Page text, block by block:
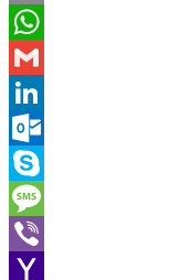
Email
WhatsApp
Gmail
LinkedIn
Outlook.com
Skype
Message
Viber